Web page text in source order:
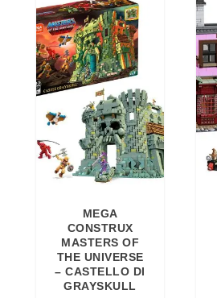
4
4
9
,
9
9
€
.
,
1
2
€
.
MEGA
CONSTRUX
MASTERS OF
THE UNIVERSE
– CASTELLO DI
GRAYSKULL